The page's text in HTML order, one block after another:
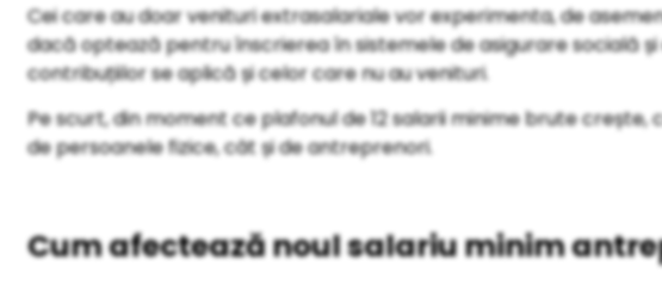
Cei care au doar venituri extrasalariale vor experimenta, de
dacă optează pentru înscrierea în sistemele de asigurare socială
contribuțiilor se aplică și celor care nu au venituri.
Pe scurt, din moment ce plafonul de 12 salarii minime brute
de persoanele fizice, cât și de antreprenori.
Cum afectează noul salariu minim